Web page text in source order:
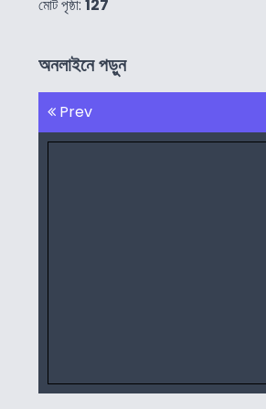
মোট পৃষ্ঠা: 127
অনলাইনে পড়ুন
Prev